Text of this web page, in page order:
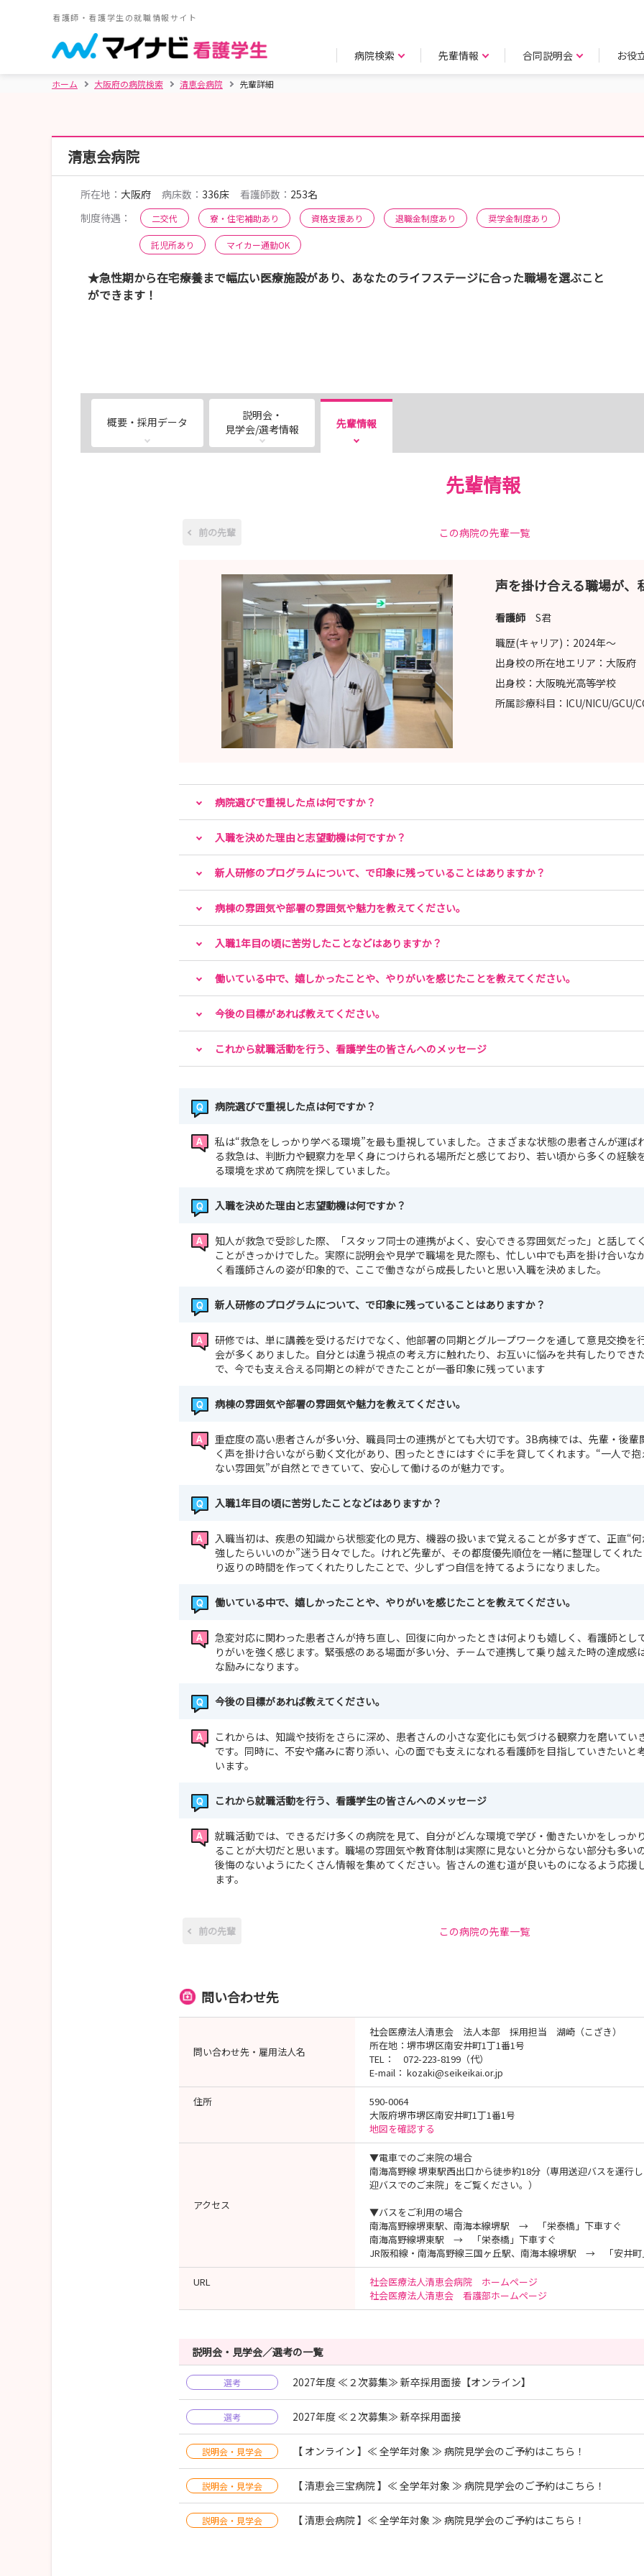
看護師・看護学生の就職情報サイト
病院検索 先輩情報 合同説明会 お役
ホーム 大阪府の病院検索 清恵会病院 先輩詳細
清恵会病院
所在地： 大阪府 病床数： 336床 看護師数： 253名
制度待遇：
二交代 寮・住宅補助あり 資格支援あり 退職金制度あり 奨学金制度あり
託児所あり マイカー通勤OK
★急性期から在宅療養まで幅広い医療施設があり、あなたのライフステージに合った職場を選ぶこと
ができます！
概要・採用データ
説明会・
見学会/選考情報
先輩情報
先輩情報
前の先輩 この病院の先輩一覧
声を掛け合える職場が、
看護師 S君
職歴(キャリア)： 2024年〜
出身校の所在地エリア： 大阪府
出身校： 大阪暁光高等学校
所属診療科目： ICU/NICU/GCU/
病院選びで重視した点は何ですか？
入職を決めた理由と志望動機は何ですか？
新人研修のプログラムについて、で印象に残っていることはありますか？
病棟の雰囲気や部署の雰囲気や魅力を教えてください。
入職1年目の頃に苦労したことなどはありますか？
働いている中で、嬉しかったことや、やりがいを感じたことを教えてください。
今後の目標があれば教えてください。
これから就職活動を行う、看護学生の皆さんへのメッセージ
病院選びで重視した点は何ですか？
私は“救急をしっかり学べる環境”を最も重視していました。さまざまな状態の患者さんが運ば
る救急は、判断力や観察力を早く身につけられる場所だと感じており、若い頃から多くの経験
る環境を求めて病院を探していました。
入職を決めた理由と志望動機は何ですか？
知人が救急で受診した際、「スタッフ同士の連携がよく、安心できる雰囲気だった」と話して
ことがきっかけでした。実際に説明会や見学で職場を見た際も、忙しい中でも声を掛け合いな
く看護師さんの姿が印象的で、ここで働きながら成長したいと思い入職を決めました。
新人研修のプログラムについて、で印象に残っていることはありますか？
研修では、単に講義を受けるだけでなく、他部署の同期とグループワークを通して意見交換を
会が多くありました。自分とは違う視点の考え方に触れたり、お互いに悩みを共有したりでき
で、今でも支え合える同期との絆ができたことが一番印象に残っています
病棟の雰囲気や部署の雰囲気や魅力を教えてください。
重症度の高い患者さんが多い分、職員同士の連携がとても大切です。3B病棟では、先輩・後輩
く声を掛け合いながら動く文化があり、困ったときにはすぐに手を貸してくれます。“一人で
ない雰囲気”が自然とできていて、安心して働けるのが魅力です。
入職1年目の頃に苦労したことなどはありますか？
入職当初は、疾患の知識から状態変化の見方、機器の扱いまで覚えることが多すぎて、正直“
強したらいいのか”迷う日々でした。けれど先輩が、その都度優先順位を一緒に整理してくれ
り返りの時間を作ってくれたりしたことで、少しずつ自信を持てるようになりました。
働いている中で、嬉しかったことや、やりがいを感じたことを教えてください。
急変対応に関わった患者さんが持ち直し、回復に向かったときは何よりも嬉しく、看護師とし
りがいを強く感じます。緊張感のある場面が多い分、チームで連携して乗り越えた時の達成感
な励みになります。
今後の目標があれば教えてください。
これからは、知識や技術をさらに深め、患者さんの小さな変化にも気づける観察力を磨いてい
です。同時に、不安や痛みに寄り添い、心の面でも支えになれる看護師を目指していきたいと
います。
これから就職活動を行う、看護学生の皆さんへのメッセージ
就職活動では、できるだけ多くの病院を見て、自分がどんな環境で学び・働きたいかをしっか
ることが大切だと思います。職場の雰囲気や教育体制は実際に見ないと分からない部分も多い
後悔のないようにたくさん情報を集めてください。皆さんの進む道が良いものになるよう応援
ます。
前の先輩 この病院の先輩一覧
問い合わせ先
問い合わせ先・雇用法人名
社会医療法人清恵会 法人本部 採用担当 湖崎（こざき）
所在地：堺市堺区南安井町1丁1番1号
TEL： 072-223-8199（代）
E-mail： kozaki@seikeikai.or.jp
住所
590-0064
大阪府堺市堺区南安井町1丁1番1号
地図を確認する
アクセス
▼電車でのご来院の場合
南海高野線 堺東駅西出口から徒歩約18分（専用送迎バスを運行
迎バスでのご来院」をご覧ください。）
▼バスをご利用の場合
南海高野線堺東駅、南海本線堺駅 → 「栄泰橋」下車すぐ
南海高野線堺東駅 → 「栄泰橋」下車すぐ
JR阪和線・南海高野線三国ヶ丘駅、南海本線堺駅 → 「安井町
URL
社会医療法人清恵会病院 ホームページ
社会医療法人清恵会 看護部ホームページ
説明会・見学会／選考の一覧
選考 2027年度 ≪２次募集≫ 新卒採用面接【オンライン】
選考 2027年度 ≪２次募集≫ 新卒採用面接
説明会・見学会 【 オンライン 】≪ 全学年対象 ≫ 病院見学会のご予約はこちら！
説明会・見学会 【 清恵会三宝病院 】≪ 全学年対象 ≫ 病院見学会のご予約はこちら！
説明会・見学会 【 清恵会病院 】≪ 全学年対象 ≫ 病院見学会のご予約はこちら！